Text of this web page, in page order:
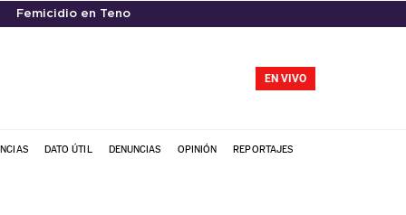
Femicidio en Teno
EN VIVO
DATO ÚTIL DENUNCIAS OPINIÓN REPORTAJES